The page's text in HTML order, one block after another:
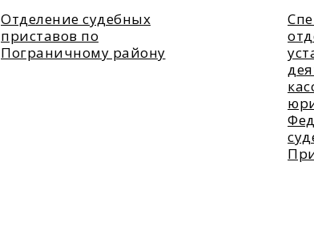
Отделение судебных
приставов по
Пограничному району